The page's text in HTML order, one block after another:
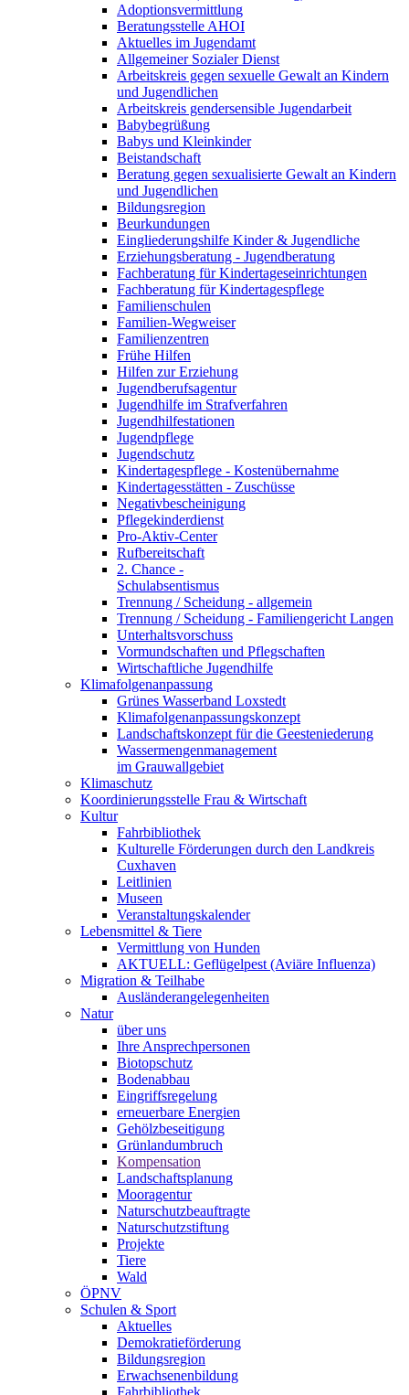
Adoptionsvermittlung
Beratungsstelle AHOI
Aktuelles im Jugendamt
Allgemeiner Sozialer Dienst
Arbeitskreis gegen sexuelle Gewalt an Kindern
und Jugendlichen
Arbeitskreis gendersensible Jugendarbeit
Babybegrüßung
Babys und Kleinkinder
Beistandschaft
Beratung gegen sexualisierte Gewalt an Kindern
und Jugendlichen
Bildungsregion
Beurkundungen
Eingliederungshilfe Kinder & Jugendliche
Erziehungsberatung - Jugendberatung
Fachberatung für Kindertageseinrichtungen
Fachberatung für Kindertagespflege
Familienschulen
Familien-Wegweiser
Familienzentren
Frühe Hilfen
Hilfen zur Erziehung
Jugendberufsagentur
Jugendhilfe im Strafverfahren
Jugendhilfestationen
Jugendpflege
Jugendschutz
Kindertagespflege - Kostenübernahme
Kindertagesstätten - Zuschüsse
Negativbescheinigung
Pflegekinderdienst
Pro-Aktiv-Center
Rufbereitschaft
2. Chance -
Schulabsentismus
Trennung / Scheidung - allgemein
Trennung / Scheidung - Familiengericht Langen
Unterhaltsvorschuss
Vormundschaften und Pflegschaften
Wirtschaftliche Jugendhilfe
Klimafolgenanpassung
Grünes Wasserband Loxstedt
Klimafolgenanpassungskonzept
Landschaftskonzept für die Geesteniederung
Wassermengenmanagement
im Grauwallgebiet
Klimaschutz
Koordinierungsstelle Frau & Wirtschaft
Kultur
Fahrbibliothek
Kulturelle Förderungen durch den Landkreis
Cuxhaven
Leitlinien
Museen
Veranstaltungskalender
Lebensmittel & Tiere
Vermittlung von Hunden
AKTUELL: Geflügelpest (Aviäre Influenza)
Migration & Teilhabe
Ausländerangelegenheiten
Natur
über uns
Ihre Ansprechpersonen
Biotopschutz
Bodenabbau
Eingriffsregelung
erneuerbare Energien
Gehölzbeseitigung
Grünlandumbruch
Kompensation
Landschaftsplanung
Mooragentur
Naturschutzbeauftragte
Naturschutzstiftung
Projekte
Tiere
Wald
ÖPNV
Schulen & Sport
Aktuelles
Demokratieförderung
Bildungsregion
Erwachsenenbildung
Fahrbibliothek